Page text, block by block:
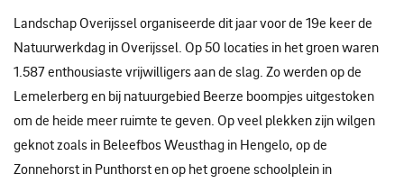
Verhalen uit het veld
Informatie
Over groenbezig
Meld jouw werkgroep of initiatief aan
Landschap Overijssel organiseerde dit jaar voor de 19e keer de
Natuurwerkdag in Overijssel. Op 50 locaties in het groen waren
1.587 enthousiaste vrijwilligers aan de slag. Zo werden op de
Lemelerberg en bij natuurgebied Beerze boompjes uitgestoken
om de heide meer ruimte te geven. Op veel plekken zijn wilgen
geknot zoals in Beleefbos Weusthag in Hengelo, op de
Zonnehorst in Punthorst en op het groene schoolplein in